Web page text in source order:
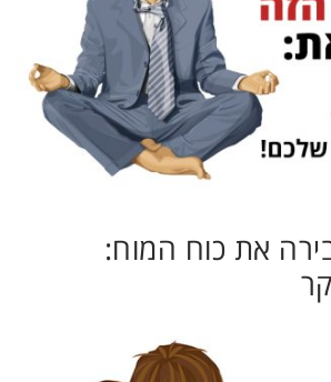
את כוח המוח: